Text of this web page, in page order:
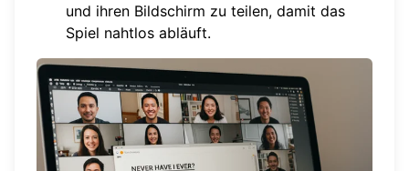
und ihren Bildschirm zu teilen, damit das
Spiel nahtlos abläuft.